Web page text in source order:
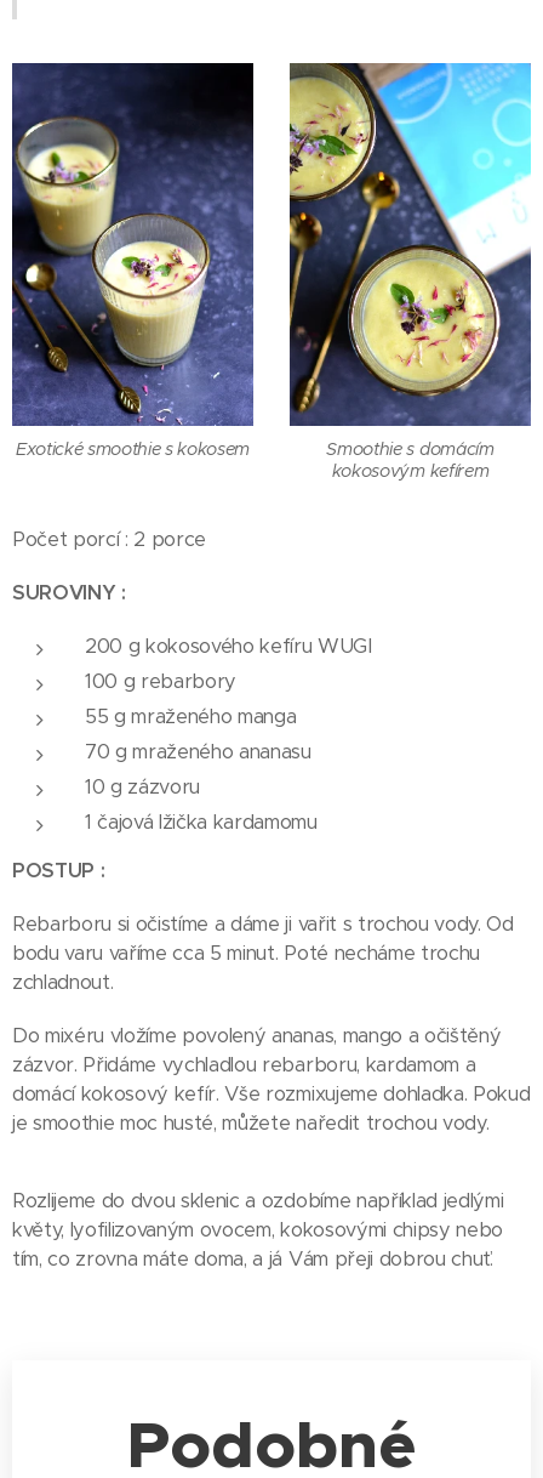
Exotické smoothie s kokosem
Smoothie s domácím
kokosovým kefírem
Počet porcí : 2 porce
SUROVINY :
200 g kokosového kefíru WUGI
100 g rebarbory
55 g mraženého manga
70 g mraženého ananasu
10 g zázvoru
1 čajová lžička kardamomu
POSTUP :
Rebarboru si očistíme a dáme ji vařit s trochou vody. Od
bodu varu vaříme cca 5 minut. Poté necháme trochu
zchladnout.
Do mixéru vložíme povolený ananas, mango a očištěný
zázvor. Přidáme vychladlou rebarboru, kardamom a
domácí kokosový kefír. Vše rozmixujeme dohladka. Pokud
je smoothie moc husté, můžete naředit trochou vody.
Rozlijeme do dvou sklenic a ozdobíme například jedlými
květy, lyofilizovaným ovocem, kokosovými chipsy nebo
tím, co zrovna máte doma, a já Vám přeji dobrou chuť.
Podobné